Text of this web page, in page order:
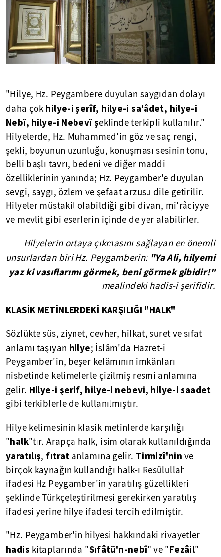
"Hilye, Hz. Peygambere duyulan saygıdan dolayı
daha çok hilye-i şerîf, hilye-i sa'âdet, hilye-i
Nebî, hilye-i Nebevî şeklinde terkipli kullanılır."
Hilyelerde, Hz. Muhammed'in göz ve saç rengi,
şekli, boyunun uzunluğu, konuşması sesinin tonu,
belli başlı tavrı, bedeni ve diğer maddi
özelliklerinin yanında; Hz. Peygamber'e duyulan
sevgi, saygı, özlem ve şefaat arzusu dile getirilir.
Hilyeler müstakil olabildiği gibi divan, mi'râciyye
ve mevlit gibi eserlerin içinde de yer alabilirler.
Hilyelerin ortaya çıkmasını sağlayan en önemli
unsurlardan biri Hz. Peygamberin: "Ya Ali, hilyemi
yaz ki vasıflarımı görmek, beni görmek gibidir!"
mealindeki hadis-i şerifidir.
KLASİK METİNLERDEKİ KARŞILIĞI "HALK"
Sözlükte süs, ziynet, cevher, hilkat, suret ve sıfat
anlamı taşıyan hilye; İslâm'da Hazret-i
Peygamber'in, beşer kelâmının imkânları
nisbetinde kelimelerle çizilmiş resmi anlamına
gelir. Hilye-i şerif, hilye-i nebevi, hilye-i saadet
gibi terkiblerle de kullanılmıştır.
Hilye kelimesinin klasik metinlerde karşılığı
"halk"tır. Arapça halk, isim olarak kullanıldığında
yaratılış, fıtrat anlamına gelir. Tirmizî'nin ve
birçok kaynağın kullandığı halk-ı Resûlullah
ifadesi Hz Peygamber'in yaratılış güzellikleri
şeklinde Türkçeleştirilmesi gerekirken yaratılış
ifadesi yerine hilye ifadesi tercih edilmiştir.
"Hz. Peygamber'in hilyesi hakkındaki rivayetler
hadis kitaplarında "Sıfâtü'n-nebî" ve "Fezâil"